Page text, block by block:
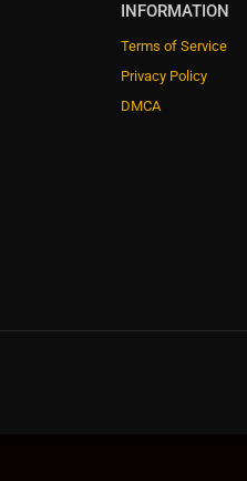
INFORMATION
Terms of Service
Privacy Policy
DMCA